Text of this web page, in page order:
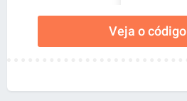
Veja o código